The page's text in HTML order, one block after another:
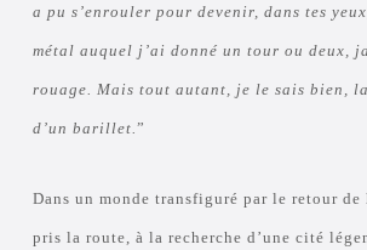
a pu s’enrouler pour devenir, dans tes
métal auquel j’ai donné un tour ou deux,
rouage. Mais tout autant, je le sais bien,
d’un barillet. ”
Dans un monde transfiguré par le retour de
pris la route, à la recherche d’une cité